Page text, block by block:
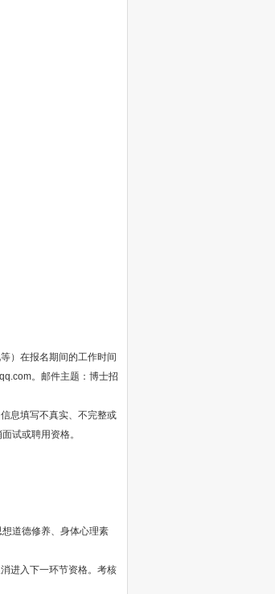
）在报名期间的工作时间
。邮件主题：博士招
息填写不真实、不完整或
试或聘用资格。
道德修养、身体心理素
进入下一环节资格。考核